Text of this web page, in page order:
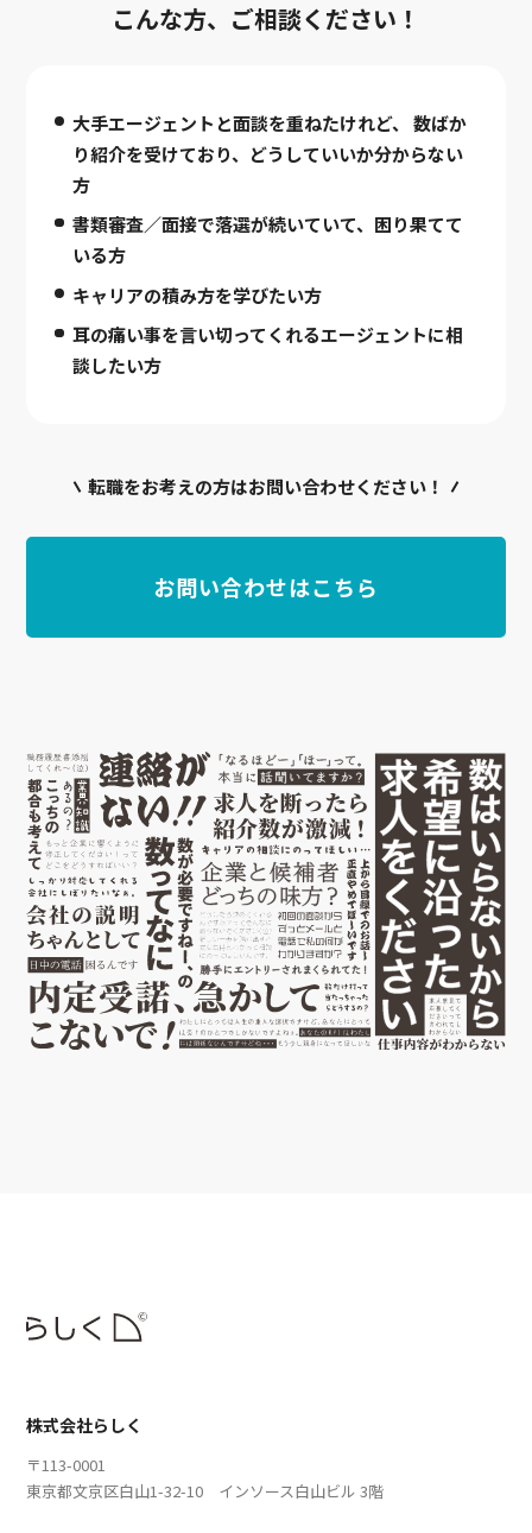
こんな方、ご相談ください！
大手エージェントと面談を重ねたけれど、
数ばか
り紹介を受けており、どうしていいか分からない
方
書類審査／面接で落選が続いていて、困り果てて
いる方
キャリアの積み方を学びたい方
耳の痛い事を言い切ってくれるエージェントに相
談したい方
転職をお考えの方はお問い合わせください！
お問い合わせはこちら
株式会社らしく
〒113-0001
東京都文京区白山1-32-10 インソース白山ビル 3階